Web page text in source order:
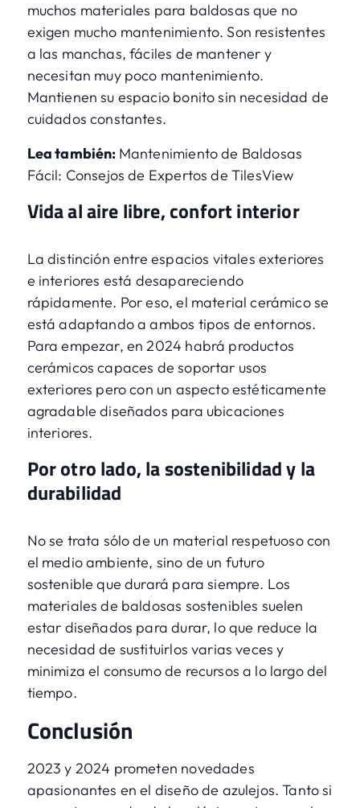
muchos materiales para baldosas que no
exigen mucho mantenimiento. Son resistentes
a las manchas, fáciles de mantener y
necesitan muy poco mantenimiento.
Mantienen su espacio bonito sin necesidad de
cuidados constantes.
Lea también: Mantenimiento de Baldosas
Fácil: Consejos de Expertos de TilesView
Vida al aire libre, confort interior
La distinción entre espacios vitales exteriores
e interiores está desapareciendo
rápidamente. Por eso, el material cerámico se
está adaptando a ambos tipos de entornos.
Para empezar, en 2024 habrá productos
cerámicos capaces de soportar usos
exteriores pero con un aspecto estéticamente
agradable diseñados para ubicaciones
interiores.
Por otro lado, la sostenibilidad y la
durabilidad
No se trata sólo de un material respetuoso con
el medio ambiente, sino de un futuro
sostenible que durará para siempre. Los
materiales de baldosas sostenibles suelen
estar diseñados para durar, lo que reduce la
necesidad de sustituirlos varias veces y
minimiza el consumo de recursos a lo largo del
tiempo.
Conclusión
2023 y 2024 prometen novedades
apasionantes en el diseño de azulejos. Tanto si